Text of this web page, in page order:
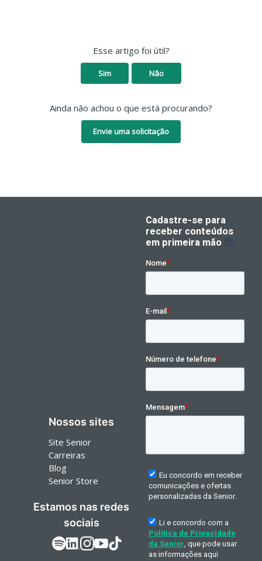
Esse artigo foi útil?
Sim Não
Ainda não achou o que está procurando?
Envie uma solicitação
Nossos sites
Site Senior
Carreiras
Blog
Senior Store
Estamos nas redes
sociais